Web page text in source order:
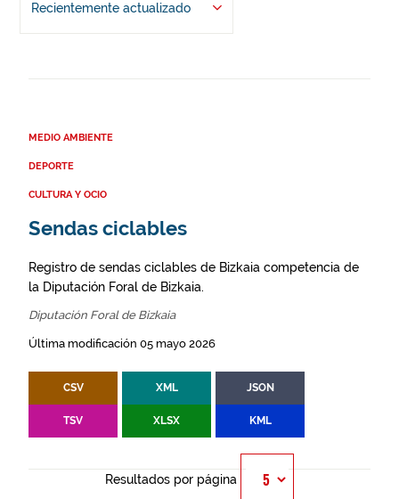
Recientemente actualizado
MEDIO AMBIENTE
DEPORTE
CULTURA Y OCIO
Sendas ciclables
Registro de sendas ciclables de Bizkaia competencia de
la Diputación Foral de Bizkaia.
Diputación Foral de Bizkaia
Última modificación 05 mayo 2026
CSV XML JSON
TSV XLSX KML
Resultados por página